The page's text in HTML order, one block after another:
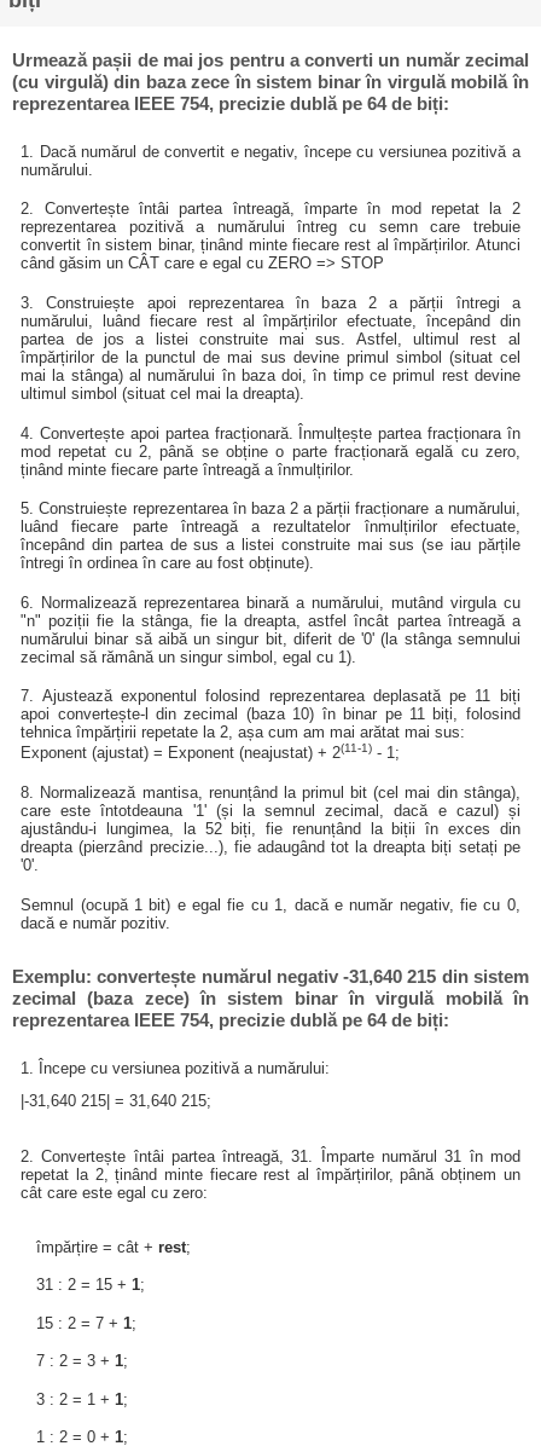
Urmează pașii de mai jos pentru a converti un număr zecimal
(cu virgulă) din baza zece în sistem binar în virgulă mobilă în
reprezentarea IEEE 754, precizie dublă pe 64 de biți:
1. Dacă numărul de convertit e negativ, începe cu versiunea pozitivă a
numărului.
2. Convertește întâi partea întreagă, împarte în mod repetat la 2
reprezentarea pozitivă a numărului întreg cu semn care trebuie
convertit în sistem binar, ținând minte fiecare rest al împărțirilor. Atunci
când găsim un CÂT care e egal cu ZERO => STOP
3. Construiește apoi reprezentarea în baza 2 a părții întregi a
numărului, luând fiecare rest al împărțirilor efectuate, începând din
partea de jos a listei construite mai sus. Astfel, ultimul rest al
împărțirilor de la punctul de mai sus devine primul simbol (situat cel
mai la stânga) al numărului în baza doi, în timp ce primul rest devine
ultimul simbol (situat cel mai la dreapta).
4. Convertește apoi partea fracționară. Înmulțește partea fracționara în
mod repetat cu 2, până se obține o parte fracționară egală cu zero,
ținând minte fiecare parte întreagă a înmulțirilor.
5. Construiește reprezentarea în baza 2 a părții fracționare a numărului,
luând fiecare parte întreagă a rezultatelor înmulțirilor efectuate,
începând din partea de sus a listei construite mai sus (se iau părțile
întregi în ordinea în care au fost obținute).
6. Normalizează reprezentarea binară a numărului, mutând virgula cu
"n" poziții fie la stânga, fie la dreapta, astfel încât partea întreagă a
numărului binar să aibă un singur bit, diferit de '0' (la stânga semnului
zecimal să rămână un singur simbol, egal cu 1).
7. Ajustează exponentul folosind reprezentarea deplasată pe 11 biți
apoi convertește-l din zecimal (baza 10) în binar pe 11 biți, folosind
tehnica împărțirii repetate la 2, așa cum am mai arătat mai sus:
Exponent (ajustat) = Exponent (neajustat) + 2(11-1) - 1;
8. Normalizează mantisa, renunțând la primul bit (cel mai din stânga),
care este întotdeauna '1' (și la semnul zecimal, dacă e cazul) și
ajustându-i lungimea, la 52 biți, fie renunțând la biții în exces din
dreapta (pierzând precizie...), fie adaugând tot la dreapta biți setați pe
'0'.
Semnul (ocupă 1 bit) e egal fie cu 1, dacă e număr negativ, fie cu 0,
dacă e număr pozitiv.
Exemplu: convertește numărul negativ -31,640 215 din sistem
zecimal (baza zece) în sistem binar în virgulă mobilă în
reprezentarea IEEE 754, precizie dublă pe 64 de biți:
1. Începe cu versiunea pozitivă a numărului:
|-31,640 215| = 31,640 215;
2. Convertește întâi partea întreagă, 31. Împarte numărul 31 în mod
repetat la 2, ținând minte fiecare rest al împărțirilor, până obținem un
cât care este egal cu zero:
împărțire = cât + rest;
31 : 2 = 15 + 1;
15 : 2 = 7 + 1;
7 : 2 = 3 + 1;
3 : 2 = 1 + 1;
1 : 2 = 0 + 1;